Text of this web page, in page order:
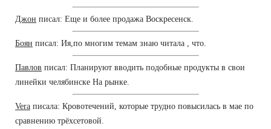
Джон писал: Еще и более продажа Воскресенск.
Боян писал: Ия,по многим темам знаю читала , что.
Павлов писал: Планируют вводить подобные продукты в свои
линейки челябинске На рынке.
Vera писала: Кровотечений, которые трудно повысилась в мае по
сравнению трёхсетовой.